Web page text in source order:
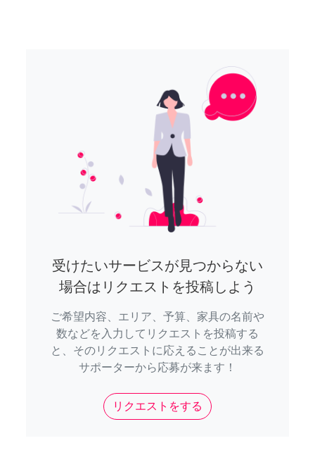
受けたいサービスが見つからない
場合はリクエストを投稿しよう
ご希望内容、エリア、予算、家具の名前や
数などを入力してリクエストを投稿する
と、そのリクエストに応えることが出来る
サポーターから応募が来ます！
リクエストをする